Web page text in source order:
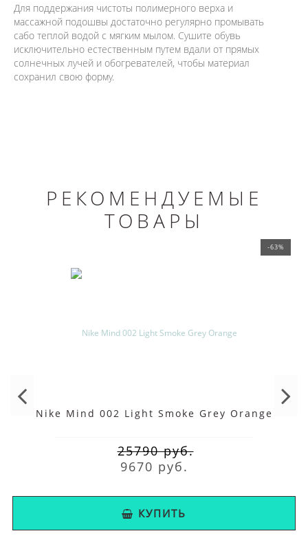
Для поддержания чистоты полимерного верха и
массажной подошвы достаточно регулярно промывать
сабо теплой водой с мягким мылом. Сушите обувь
исключительно естественным путем вдали от прямых
солнечных лучей и обогревателей, чтобы материал
сохранил свою форму.
РЕКОМЕНДУЕМЫЕ
ТОВАРЫ
-63%
Nike Mind 002 Light Smoke Grey Orange
25790 руб.
9670 руб.
КУПИТЬ